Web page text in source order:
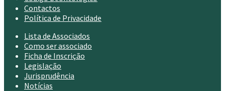
Contactos
Política de Privacidade
Lista de Associados
Como ser associado
Ficha de Inscrição
Legislação
Jurisprudência
Notícias